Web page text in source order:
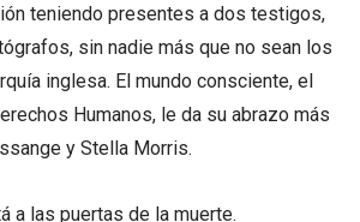
teniendo presentes a dos testigos,
sin nadie más que no sean los
inglesa. El mundo consciente, el
Humanos, le da su abrazo más
y Stella Morris.
a las puertas de la muerte.